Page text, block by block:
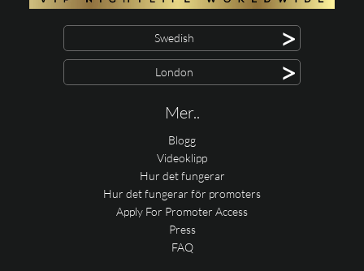
Swedish >
London >
Mer..
Blogg
Videoklipp
Hur det fungerar
Hur det fungerar för promoters
Apply For Promoter Access
Press
FAQ